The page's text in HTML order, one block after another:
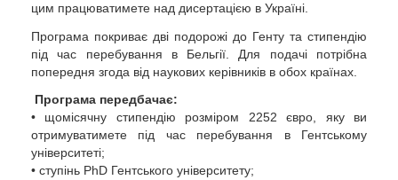
цим працюватимете над дисертацією в Україні.
Програма покриває дві подорожі до Генту та стипендію
під час перебування в Бельгії. Для подачі потрібна
попередня згода від наукових керівників в обох країнах.
Програма передбачає:
• щомісячну стипендію розміром 2252 євро, яку ви
отримуватимете під час перебування в Гентському
університеті;
• ступінь PhD Гентського університету;